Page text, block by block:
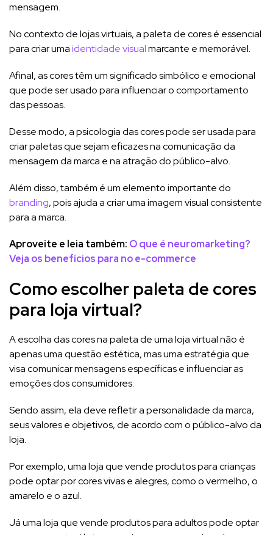
mensagem.
No contexto de lojas virtuais, a paleta de cores é essencial
para criar umaidentidade visualmarcante e memorável.
Afinal, as cores têm um significado simbólico e emocional
que pode ser usado para influenciar o comportamento
das pessoas.
Desse modo, a psicologia das cores pode ser usada para
criar paletas que sejam eficazes na comunicação da
mensagem da marca e na atração do público-alvo.
Além disso, também é um elemento importante do
branding, pois ajuda a criar uma imagem visual consistente
para a marca.
Aproveite e leia também: O que é neuromarketing?
Veja os benefícios para no e-commerce
Como escolher paleta de cores
para loja virtual?
A escolha das cores na paleta de uma loja virtual não é
apenas uma questão estética, mas uma estratégia que
visa comunicar mensagens específicas e influenciar as
emoções dos consumidores.
Sendo assim, ela deve refletir a personalidade da marca,
seus valores e objetivos, de acordo com o público-alvo da
loja.
Por exemplo, uma loja que vende produtos para crianças
pode optar por cores vivas e alegres, como o vermelho, o
amarelo e o azul.
Já uma loja que vende produtos para adultos pode optar